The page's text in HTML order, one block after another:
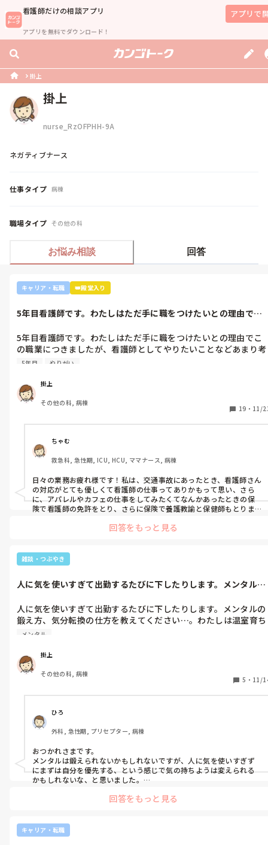
看護師だけの相談アプリ
アプリを無料でダウンロード！
アプリで
掛上
掛上
nurse_RzOFPHH-9A
ネガティブナース
仕事タイプ 病棟
職場タイプ その他の科
お悩み相談 回答
キャリア・転職 👑殿堂入り
5年目看護師です。わたしはただ手に職をつけたいとの理由でこ
5年目看護師です。わたしはただ手に職をつけたいとの理由でこ
の職業につきましたが、看護師としてやりたいことなどあまり考
えたことがなく、ただ言われたことをやっているような日々に感
ます。
みなさんはどういったきっかけで看護師を目指したり、今の科に
ついていたりしますか？
5年目 やりがい
掛上
その他の科, 病棟
19 ・ 11/
ちゃむ
救急科, 急性期, ICU, HCU, ママナース, 病棟
日々の業務お疲れ様です！私は、交通事故にあったとき、看護師さん
の対応がとても優しくて看護師の仕事ってありかもって思い、さら
に、アパレルやカフェの仕事をしてみたくてなんかあったときの保
険で看護師の免許をとり、さらに保険で養護教諭と保健師もとりま
回答をもっと見る
雑談・つぶやき
人に気を使いすぎて出勤するたびに下したりします。メンタルの
人に気を使いすぎて出勤するたびに下したりします。メンタルの
鍛え方、気分転換の仕方を教えてください…。わたしは温室育ち
のような感じですし、やはり厳しく育てられなければメンタルも
メンタル
掛上
その他の科, 病棟
5 ・ 11/
ひろ
外科, 急性期, プリセプター, 病棟
おつかれさまです。
メンタルは鍛えられないかもしれないですが、人に気を使いすぎず
にまずは自分を優先する、という感じで気の持ちようは変えられる
かもしれないな、と思いました。
メンタル的にキツくなったときの気分転換はサウナに行ってます。
回答をもっと見る
キャリア・転職